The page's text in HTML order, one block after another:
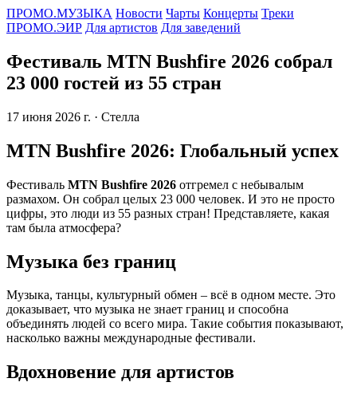
ПРОМО.МУЗЫКА Новости Чарты Концерты Треки
ПРОМО.ЭИР Для артистов Для заведений
Фестиваль MTN Bushfire 2026 собрал
23 000 гостей из 55 стран
17 июня 2026 г. · Стелла
MTN Bushfire 2026: Глобальный успех
Фестиваль MTN Bushfire 2026 отгремел с небывалым
размахом. Он собрал целых 23 000 человек. И это не просто
цифры, это люди из 55 разных стран! Представляете, какая
там была атмосфера?
Музыка без границ
Музыка, танцы, культурный обмен – всё в одном месте. Это
доказывает, что музыка не знает границ и способна
объединять людей со всего мира. Такие события показывают,
насколько важны международные фестивали.
Вдохновение для артистов